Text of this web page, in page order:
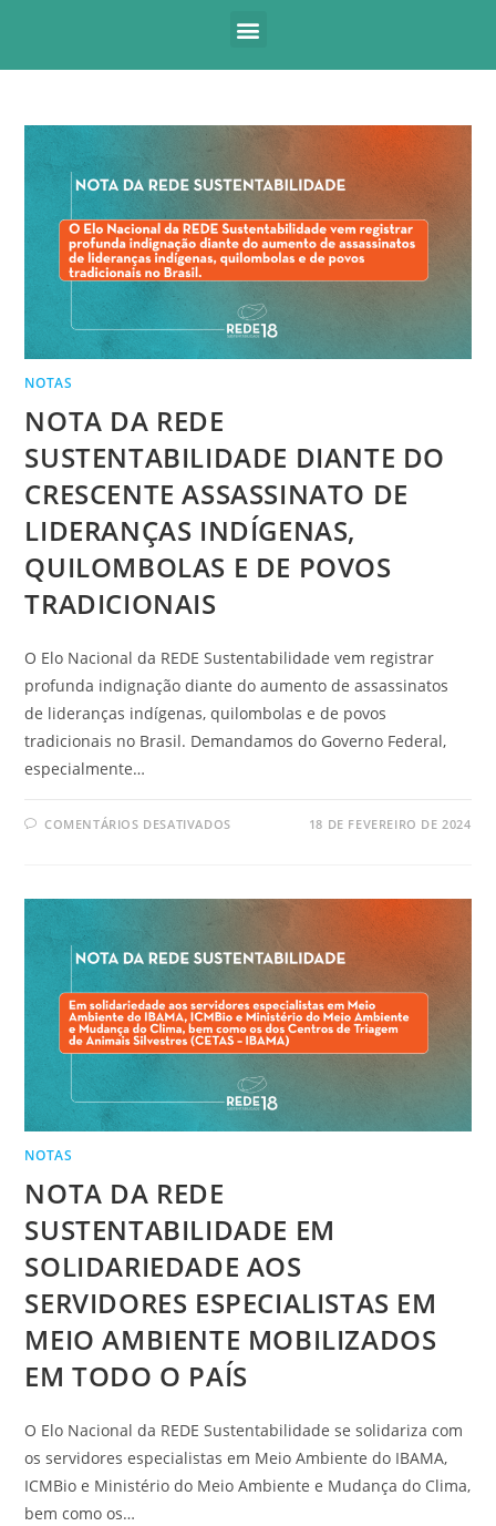
NOTAS
NOTA DA REDE
SUSTENTABILIDADE DIANTE DO
CRESCENTE ASSASSINATO DE
LIDERANÇAS INDÍGENAS,
QUILOMBOLAS E DE POVOS
TRADICIONAIS
O Elo Nacional da REDE Sustentabilidade vem registrar
profunda indignação diante do aumento de assassinatos
de lideranças indígenas, quilombolas e de povos
tradicionais no Brasil. Demandamos do Governo Federal,
especialmente…
COMENTÁRIOS DESATIVADOS 18 DE FEVEREIRO DE 2024
NOTAS
NOTA DA REDE
SUSTENTABILIDADE EM
SOLIDARIEDADE AOS
SERVIDORES ESPECIALISTAS EM
MEIO AMBIENTE MOBILIZADOS
EM TODO O PAÍS
O Elo Nacional da REDE Sustentabilidade se solidariza com
os servidores especialistas em Meio Ambiente do IBAMA,
ICMBio e Ministério do Meio Ambiente e Mudança do Clima,
bem como os…